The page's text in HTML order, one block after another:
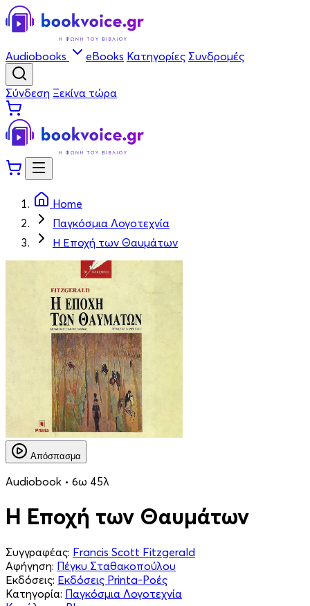
Audiobooks eBooks Κατηγορίες Συνδρομές
Σύνδεση Ξεκίνα τώρα
Home
Παγκόσμια Λογοτεχνία
Η Εποχή των Θαυμάτων
Απόσπασμα
Audiobook • 6ω 45λ
Η Εποχή των Θαυμάτων
Συγγραφέας: Francis Scott Fitzgerald
Αφήγηση: Πέγκυ Σταθακοπούλου
Εκδόσεις: Εκδόσεις Printa-Ροές
Κατηγορία: Παγκόσμια Λογοτεχνία